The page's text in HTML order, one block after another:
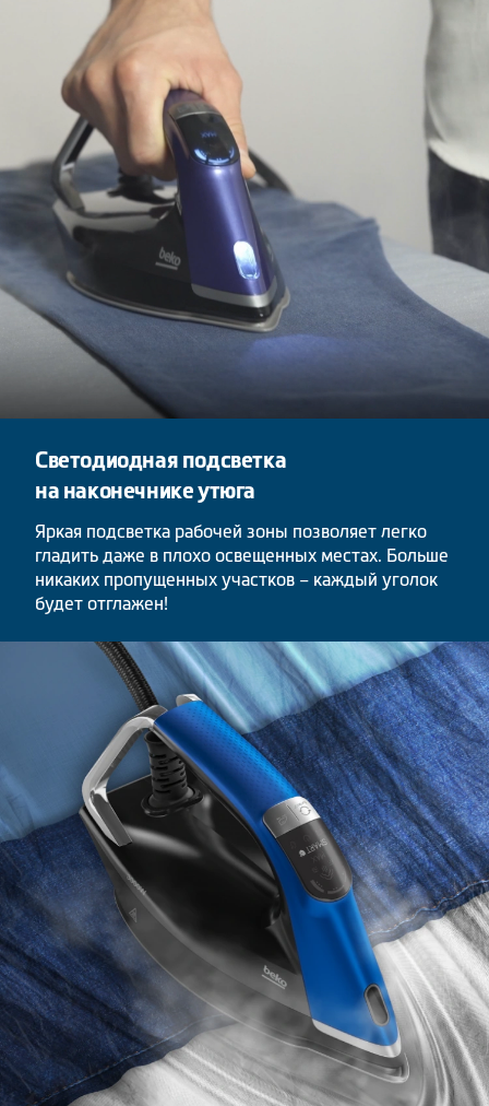
Светодиодная подсветка
на наконечнике утюга
Яркая подсветка рабочей зоны позволяет легко
гладить даже в плохо освещенных местах. Больше
никаких пропущенных участков – каждый уголок
будет отглажен!